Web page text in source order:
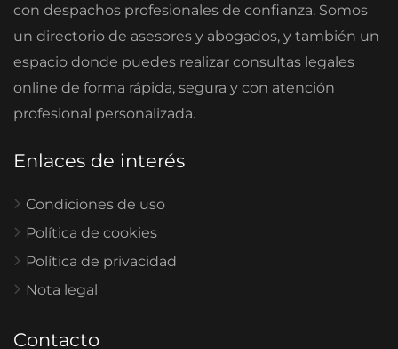
con despachos profesionales de confianza. Somos
un directorio de asesores y abogados, y también un
espacio donde puedes realizar consultas legales
online de forma rápida, segura y con atención
profesional personalizada.
Enlaces de interés
Condiciones de uso
Política de cookies
Política de privacidad
Nota legal
Contacto